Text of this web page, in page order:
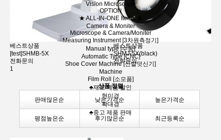
Vision Microscope
OPTION
★ ALL-IN-ONE Items ★
Camera & Moniter
Microscope & Camera/Moniter
Measuring Instrument [3차원측정기]
Manual type [수동]
Automatic Type [CNC]
Shoe Cover Machine [신발덧신기]
Machine
Film Roll [소모품]
♣재고 제품 할인
현미경
확대경
♣중고 제품 판매
베스트상품
[test]SHMB-5X
전화문의
베스트상품
SHMJ-5X(black)
전화문의
1
상품 정렬
판매많은순
낮은가격순 높은가격순
평점높은순 후기많은순 최근등록순